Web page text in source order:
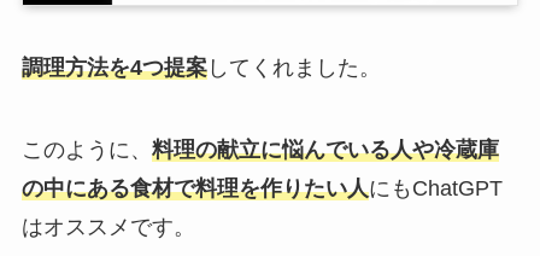
調理方法を4つ提案してくれました。
このように、 料理の献立に悩んでいる人や冷蔵庫
の中にある食材で料理を作りたい人にもChatGPT
はオススメです。